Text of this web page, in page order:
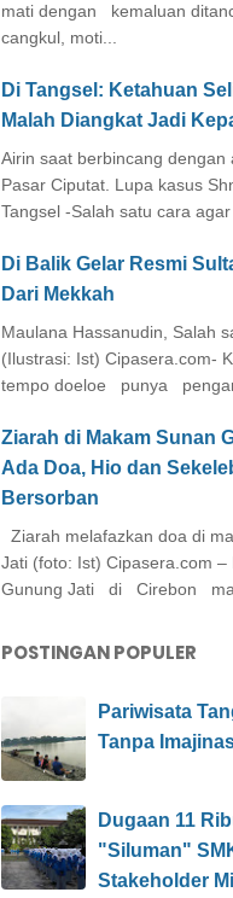
mati dengan kemaluan
cangkul, moti...
Di Tangsel: Ketahuan
Malah Diangkat Jadi
Airin saat berbincang dengan
Pasar Ciputat. Lupa kasus
Tangsel -Salah satu cara agar
Di Balik Gelar Resmi
Dari Mekkah
Maulana Hassanudin, Salah
(Ilustrasi: Ist) Cipasera.com-
tempo doeloe punya
Ziarah di Makam Sunan
Ada Doa, Hio dan
Bersorban
Ziarah melafazkan doa di
Jati (foto: Ist) Cipasera.com –
Gunung Jati di Cirebon
POSTINGAN POPULER
Pariwisata
Tanpa
Dugaan 11
"Siluman"
Stakeholder